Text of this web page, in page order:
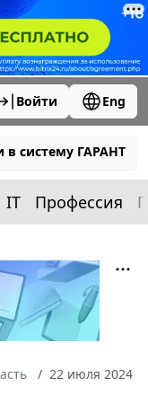
Войти Eng
в систему ГАРАНТ
IT Профессия
22 июля 2024